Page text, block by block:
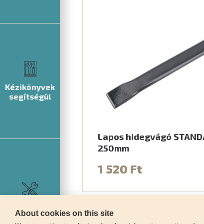
Kézikönyvek
segítségül
Lapos hidegvágó
250mm
1 520 Ft
About cookies on this site